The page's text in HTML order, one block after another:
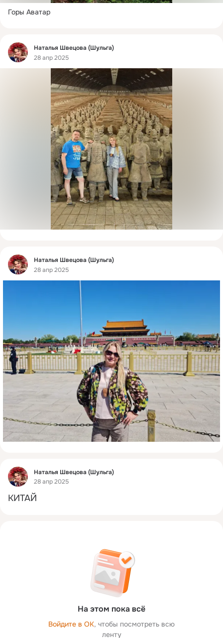
Горы Аватар
Фид
Наталья Швецова (Шульга)
28 апр 2025
Фид
Наталья Швецова (Шульга)
28 апр 2025
Фид
Наталья Швецова (Шульга)
28 апр 2025
КИТАЙ
На этом пока всё
Войдите в ОК, чтобы посмотреть всю
ленту